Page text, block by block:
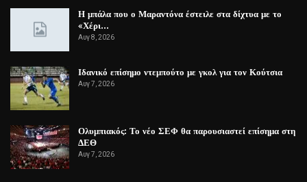
Η μπάλα που ο Μαραντόνα έστειλε στα δίχτυα με το
«Χέρι…
Αυγ 8, 2026
Ιδανικό επίσημο ντεμπούτο με γκολ για τον Κούτσια
Αυγ 7, 2026
Ολυμπιακός: Το νέο ΣΕΦ θα παρουσιαστεί επίσημα στη
ΔΕΘ
Αυγ 7, 2026